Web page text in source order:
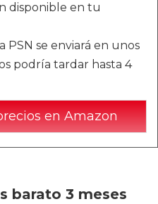
disponible en tu
PSN se enviará en unos
podría tardar hasta 4
en Amazon
barato 3 meses